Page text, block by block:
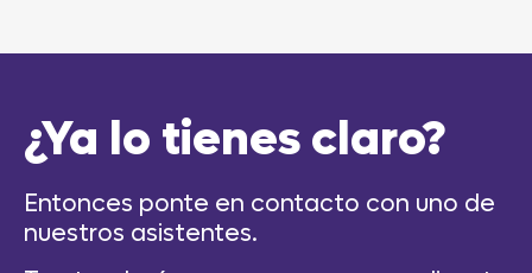
¿Ya lo tienes claro?
Entonces ponte en contacto con uno de
nuestros asistentes.